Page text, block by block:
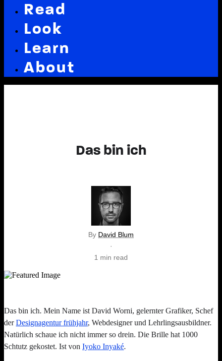
Read
Look
Learn
About
Das bin ich
By David Blum
·
1 min read
Das bin ich. Mein Name ist David Worni, gelernter Grafiker, Schef
derDesignagentur frühjahr, Webdesigner und Lehrlingsausbildner.
Natürlich schaue ich nicht immer so drein. Die Brille hat 1000
Schtutz gekostet. Ist von Iyoko Inyaké.